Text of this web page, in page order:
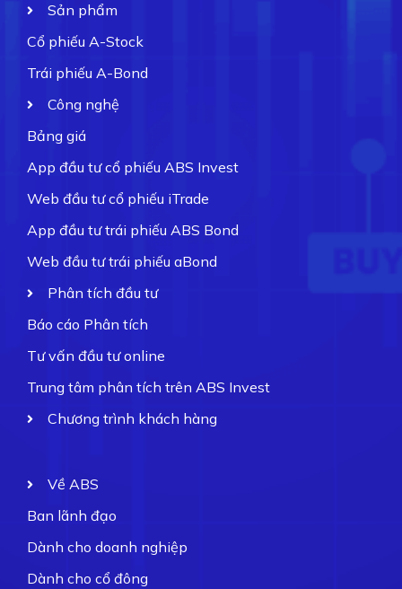
Sản phẩm
Cổ phiếu A-Stock
Trái phiếu A-Bond
Công nghệ
Bảng giá
App đầu tư cổ phiếu ABS Invest
Web đầu tư cổ phiếu iTrade
App đầu tư trái phiếu ABS Bond
Web đầu tư trái phiếu aBond
Phân tích đầu tư
Báo cáo Phân tích
Tư vấn đầu tư online
Trung tâm phân tích trên ABS Invest
Chương trình khách hàng
Về ABS
Ban lãnh đạo
Dành cho doanh nghiệp
Dành cho cổ đông